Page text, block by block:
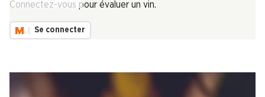
Connectez-vous pour évaluer un vin.
Se connecter